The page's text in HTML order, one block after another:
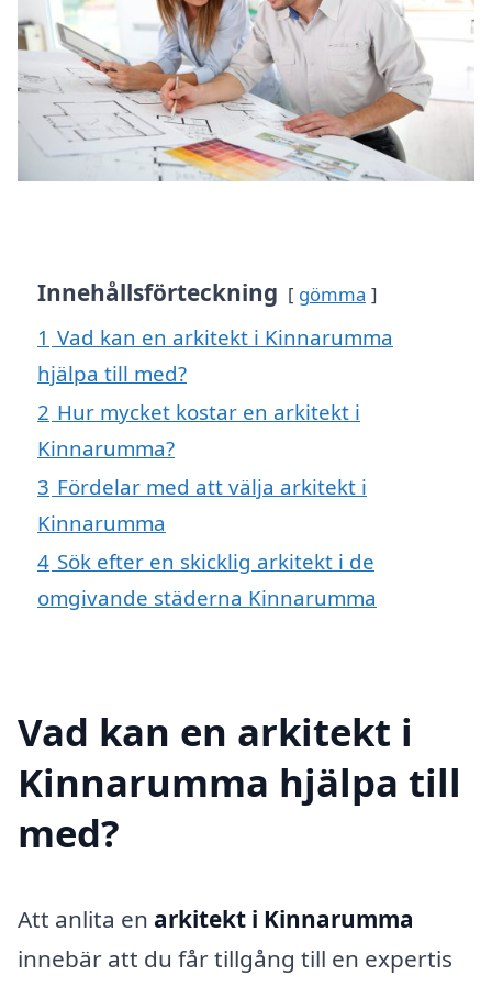
Innehållsförteckning gömma
1 Vad kan en arkitekt i Kinnarumma
hjälpa till med?
2 Hur mycket kostar en arkitekt i
Kinnarumma?
3 Fördelar med att välja arkitekt i
Kinnarumma
4 Sök efter en skicklig arkitekt i de
omgivande städerna Kinnarumma
Vad kan en arkitekt i
Kinnarumma hjälpa till
med?
Att anlita en arkitekt i Kinnarumma
innebär att du får tillgång till en expertis